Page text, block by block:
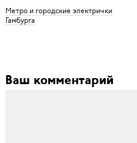
Метро и городские электрички
Гамбурга
Ваш комментарий